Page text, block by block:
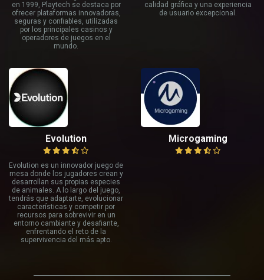
en 1999, Playtech se destaca por
ofrecer plataformas innovadoras,
seguras y confiables, utilizadas
por los principales casinos y
operadores de juegos en el
mundo.
calidad gráfica y una experiencia
de usuario excepcional.
Evolution
Evolution es un innovador juego de
mesa donde los jugadores crean y
desarrollan sus propias especies
de animales. A lo largo del juego,
tendrás que adaptarte, evolucionar
características y competir por
recursos para sobrevivir en un
entorno cambiante y desafiante,
enfrentando el reto de la
supervivencia del más apto.
Microgaming